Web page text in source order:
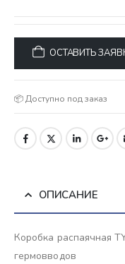
ОСТАВИТЬ
📦 Доступно под заказ
ОПИСАНИЕ
Коробка распаячная
гермовводов